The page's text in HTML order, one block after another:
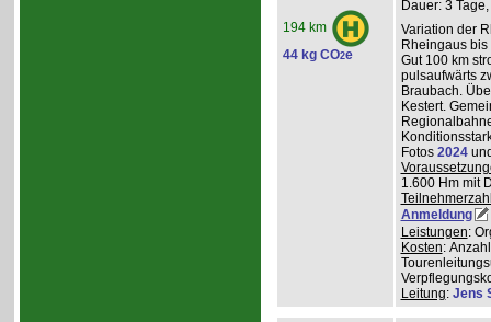
194 km
44 kg CO2e
Dauer: 3
Variation der
Rheingaus
Gut 100 km
pulsaufwärts
Braubach.
Kestert.
Fotos 2024
1.600 Hm mit
Anmeldung
Leistungen:
Kosten:
Leitung: Jens